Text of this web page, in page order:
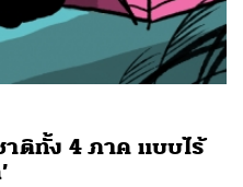
าติทั้ง 4 ภาค แบบไร้